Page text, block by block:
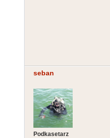
seban
Podkasetarz